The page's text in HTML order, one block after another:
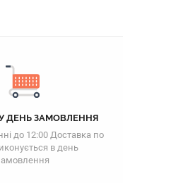
ДЕНЬ ЗАМОВЛЕННЯ
до 12:00 Доставка по
в день